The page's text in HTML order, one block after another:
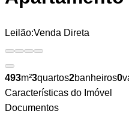
Leilão:Venda Direta
493m²3quartos2banheiros0
Características do Imóvel
Documentos